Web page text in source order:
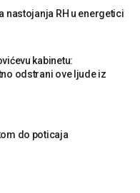
nastojanja RH u energetici
kabinetu:
odstrani ove ljude iz
do poticaja